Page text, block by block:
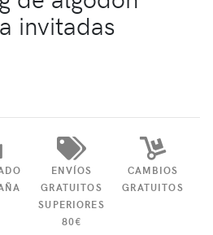
invitadas
ENVÍOS
GRATUITOS
SUPERIORES
80€
CAMBIOS
GRATUITOS